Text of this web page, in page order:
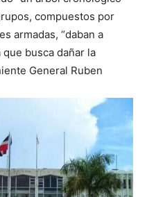
compuestos por
armadas, “daban a
busca dañar la
General Ruben